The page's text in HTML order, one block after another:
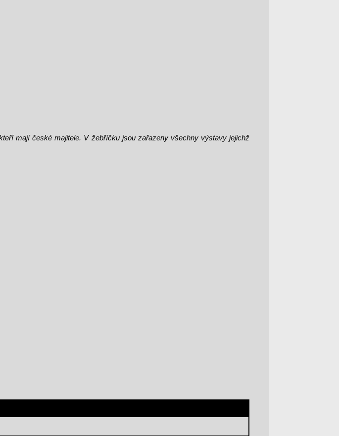
mají české majitele. V žebříčku jsou zařazeny všechny výstavy jejichž